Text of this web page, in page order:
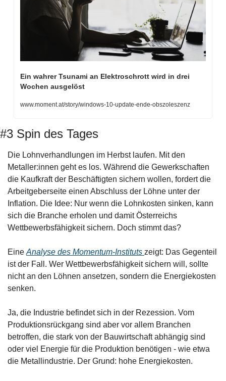
Ein wahrer Tsunami an Elektroschrott wird in drei
Wochen ausgelöst
www.moment.at/story/windows-10-update-ende-obszoleszenz
#3 Spin des Tages
Die Lohnverhandlungen im Herbst laufen. Mit den
Metaller:innen geht es los. Während die Gewerkschaften
die Kaufkraft der Beschäftigten sichern wollen, fordert die
Arbeitgeberseite einen Abschluss der Löhne unter der
Inflation. Die Idee: Nur wenn die Lohnkosten sinken, kann
sich die Branche erholen und damit Österreichs
Wettbewerbsfähigkeit sichern. Doch stimmt das?
Eine Analyse des Momentum-Instituts zeigt: Das Gegenteil
ist der Fall. Wer Wettbewerbsfähigkeit sichern will, sollte
nicht an den Löhnen ansetzen, sondern die Energiekosten
senken.
Ja, die Industrie befindet sich in der Rezession. Vom
Produktionsrückgang sind aber vor allem Branchen
betroffen, die stark von der Bauwirtschaft abhängig sind
oder viel Energie für die Produktion benötigen - wie etwa
die Metallindustrie. Der Grund: hohe Energiekosten.